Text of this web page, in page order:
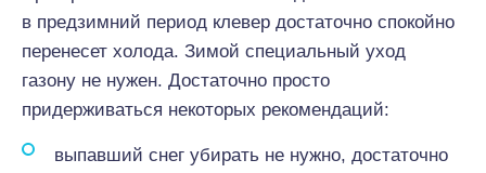
в предзимний период клевер достаточно спокойно
перенесет холода. Зимой специальный уход
газону не нужен. Достаточно просто
придерживаться некоторых рекомендаций:
выпавший снег убирать не нужно, достаточно